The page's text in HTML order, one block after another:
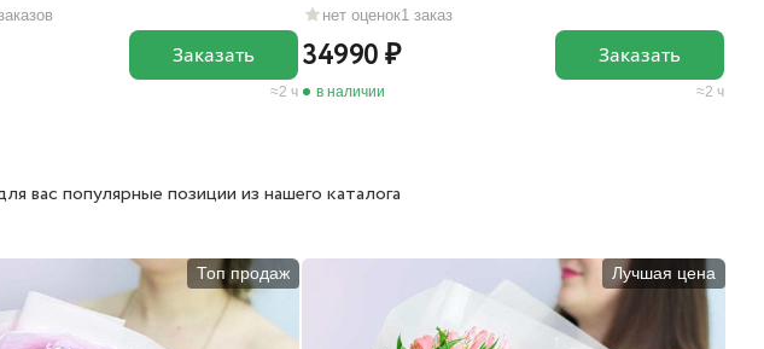
2 ч
Заказать
нет оценок1 заказ
34990
в наличии 2 ч
Заказать
вас популярные позиции из нашего каталога
Топ продаж Лучшая цена